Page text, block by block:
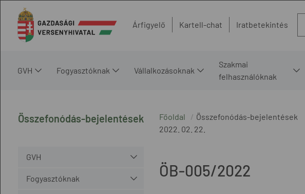
Árfigyelő Kartell-chat Iratbetekintés
GVH Fogyasztóknak Vállalkozásoknak
Szakmai
felhasználóknak
Összefonódás-bejelentések
GVH
Fogyasztóknak
Főoldal
Összefonódás-bejelentések
2022. 02. 22.
ÖB-005/2022